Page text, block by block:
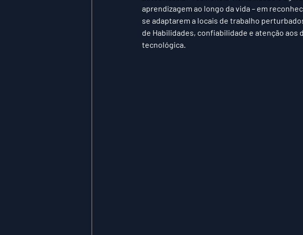
aprendizagem ao longo da vida – em
se adaptarem a locais de trabalho
de Habilidades, confiabilidade e atenção aos
tecnológica.